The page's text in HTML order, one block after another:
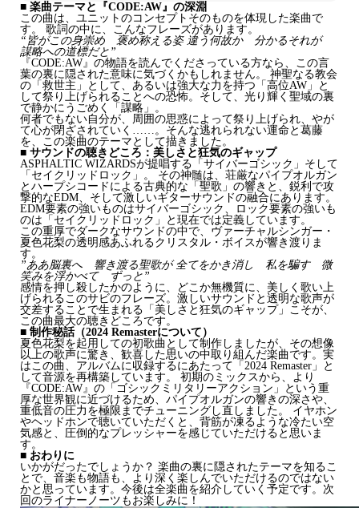
■ 楽曲テーマと『CODE:AW』の深淵
この曲は、ユニットのコンセプトそのものを体現した楽曲で
す。 歌詞の中に、こんなフレーズがあります。
“皆がこの身崇め 褒め称える姿 違う何故か 分かるそれが
謀略への道標だと”
『CODE:AW』の物語を読んでくださっている方なら、この言
葉の裏に隠された意味に気づくかもしれません。 神聖なる教会
の「救世主」として、あるいは強大な力を持つ「高位AW」と
して祭り上げられることへの恐怖。そして、光り輝く聖域の裏
で静かにうごめく「謀略」。
何者でもない自分が、周囲の思惑によって祭り上げられ、やが
て心が閉ざされていく……。そんな逃れられない運命と葛藤
を、この楽曲のテーマとして描きました。
■ サウンドの聴きどころ：美しさと狂気のギャップ
ASPHALTIC WIZARDSが提唱する「サイバーゴシック」そして
「セイクリッドロック」。 その神髄は、荘厳なパイプオルガン
とハープシコードによる古典的な「聖歌」の響きと、鋭利で攻
撃的なEDM、そして激しいギターサウンドの融合にあります。
EDM要素の強いものはサイバーゴシック、ロック要素の強いも
のは「セイクリッドロック」と現在では定義しています。
この重厚でダークなサウンドの中で、ヴァーチャルシンガー・
夏色花梨の透明感あふれるクリスタル・ボイスが響き渡りま
す。
”ああ脳裏へ 響き渡る聖歌が 全てをかき消し 私を騙す 微
笑みを浮かべて ずっと”
感情を押し殺したかのように、どこか無機質に、美しく歌い上
げられるこのサビのフレーズ。激しいサウンドと透明な歌声が
交差することで生まれる「美しさと狂気のギャップ」こそが、
この曲最大の聴きどころです。
■ 制作秘話（2024 Remasterについて）
夏色花梨を起用しての初歌曲として制作しましたが、その想像
以上の歌声に驚き、歓喜した思いの中取り組んだ楽曲です。実
はこの曲、アルバムに収録するにあたって「2024 Remaster」と
して音源を再構築しています。 初期のミックスから、より
『CODE:AW』の「ゴシックミリタリーアクション」という重
厚な世界観に近づけるため、パイプオルガンの響きの深さや、
重低音の圧力を極限までチューニングし直しました。 イヤホン
やヘッドホンで聴いていただくと、背筋が凍るような冷たい空
気感と、圧倒的なプレッシャーを感じていただけると思いま
す。
■ おわりに
いかがだったでしょうか？ 楽曲の裏に隠されたテーマを知るこ
とで、音楽も物語も、より深く楽しんでいただけるのではない
かと思っています。今後は全楽曲を紹介していく予定です。次
回のライナーノーツもお楽しみに！